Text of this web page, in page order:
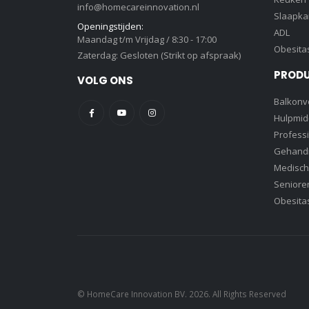
info@homecareinnovation.nl
Openingstijden:
Maandag t/m Vrijdag / 8:30 - 17:00
Zaterdag: Gesloten (Strikt op afspraak)
VOLG ONS
ADL
© HomeCare Innovation BV. 2026. All Rights Reserved